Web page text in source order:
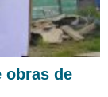
obras de